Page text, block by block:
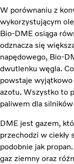
W porównaniu z
wykorzystującym
Bio-DME osiąga
odznacza się
napędowego, Bio-
dwutlenku węgla.
powstaje wyjątkowo
azotu. Wszystko to
paliwem dla
DME jest gazem,
przechodzi w ciekły
podobnie jak
gaz ziemny oraz